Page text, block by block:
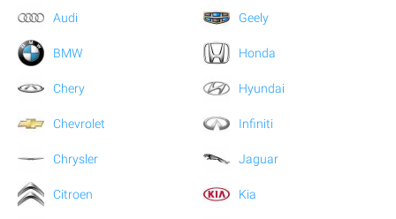
Audi
BMW
Chery
Chevrolet
Chrysler
Citroen
Geely
Honda
Hyundai
Infiniti
Jaguar
Kia